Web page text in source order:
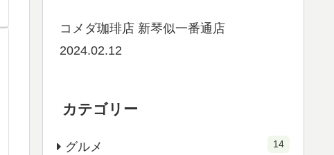
コメダ珈琲店 新琴似一番通店
2024.02.12
カテゴリー
グルメ 14